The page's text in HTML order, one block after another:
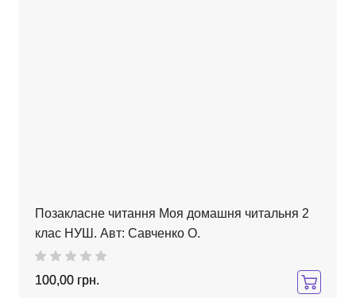
Позакласне читання Моя домашня читальня 2
клас НУШ. Авт: Савченко О.
100,00 грн.